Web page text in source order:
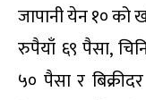
जापानी येन १० को
रुपैयाँ ६९ पैसा,
५० पैसा र